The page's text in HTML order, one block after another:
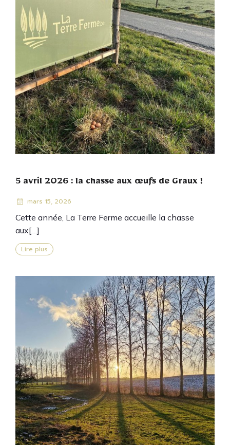
5 avril 2026 : la chasse aux œufs de Graux !
mars 15, 2026
Cette année, La Terre Ferme accueille la chasse
aux[…]
Lire plus